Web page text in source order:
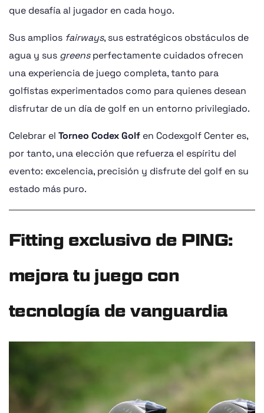
que desafía al jugador en cada hoyo.
Sus amplios fairways, sus estratégicos obstáculos de
agua y sus greensperfectamente cuidados ofrecen
una experiencia de juego completa, tanto para
golfistas experimentados como para quienes desean
disfrutar de un día de golf en un entorno privilegiado.
Celebrar el Torneo Codex Golf en Codexgolf Center es,
por tanto, una elección que refuerza el espíritu del
evento: excelencia, precisión y disfrute del golf en su
estado más puro.
Fitting exclusivo de PING:
mejora tu juego con
tecnología de vanguardia